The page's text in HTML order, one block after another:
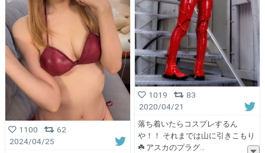
1100
62
2024/04/25
1019
83
2020/04/21
落ち着いたらコスプレするん
や！！ それまでは山に引きこもり
☘️ アスカのプラグ